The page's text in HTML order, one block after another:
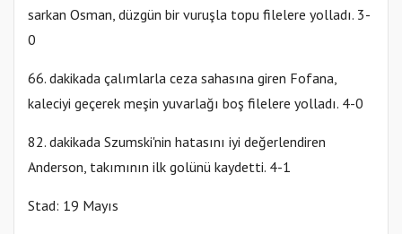
sarkan Osman, düzgün bir vuruşla topu filelere yolladı. 3-
0
66. dakikada çalımlarla ceza sahasına giren Fofana,
kaleciyi geçerek meşin yuvarlağı boş filelere yolladı. 4-0
82. dakikada Szumski'nin hatasını iyi değerlendiren
Anderson, takımının ilk golünü kaydetti. 4-1
Stad: 19 Mayıs